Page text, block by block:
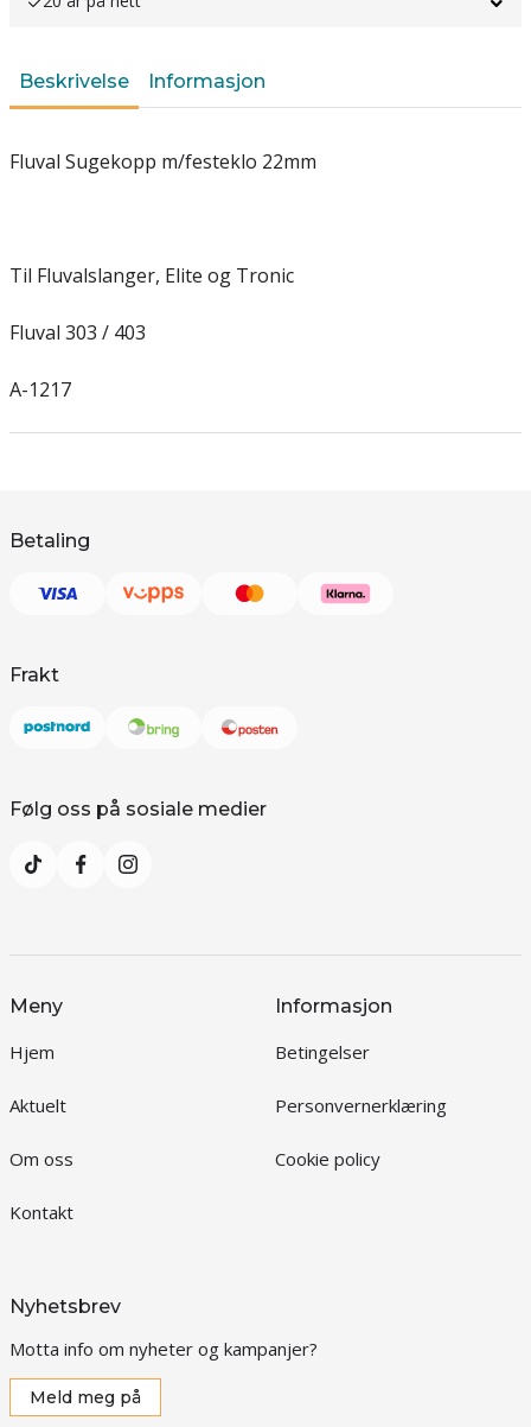
Beskrivelse Informasjon
Fluval Sugekopp m/festeklo 22mm
Til Fluvalslanger, Elite og Tronic
Fluval 303 / 403
A-1217
Betaling
Frakt
Følg oss på sosiale medier
Meny
Hjem
Aktuelt
Om oss
Kontakt
Informasjon
Betingelser
Personvernerklæring
Cookie policy
Nyhetsbrev
Motta info om nyheter og kampanjer?
Meld meg på